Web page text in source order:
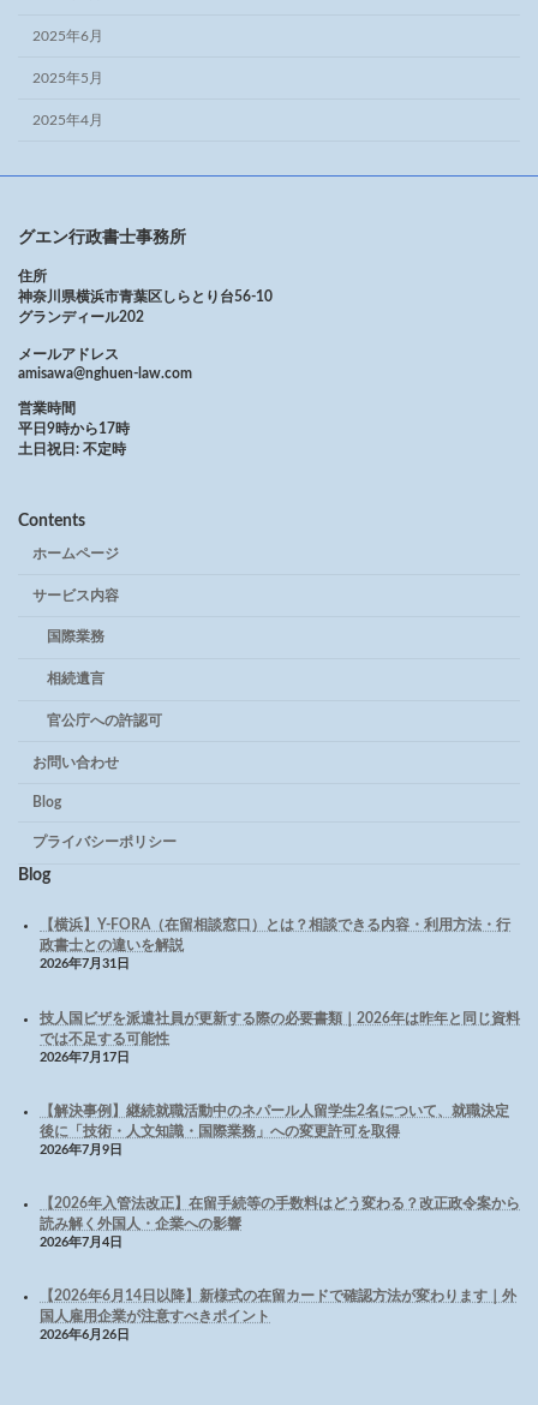
2025年6月
2025年5月
2025年4月
グエン行政書士事務所
住所
神奈川県横浜市青葉区しらとり台56-10
グランディール202
メールアドレス
amisawa@nghuen-law.com
営業時間
平日9時から17時
土日祝日: 不定時
Contents
ホームページ
サービス内容
国際業務
相続遺言
官公庁への許認可
お問い合わせ
Blog
プライバシーポリシー
Blog
【横浜】Y-FORA（在留相談窓口）とは？相談できる内容・利用方法・行
政書士との違いを解説
2026年7月31日
技人国ビザを派遣社員が更新する際の必要書類｜2026年は昨年と同じ資料
では不足する可能性
2026年7月17日
【解決事例】継続就職活動中のネパール人留学生2名について、就職決定
後に「技術・人文知識・国際業務」への変更許可を取得
2026年7月9日
【2026年入管法改正】在留手続等の手数料はどう変わる？改正政令案から
読み解く外国人・企業への影響
2026年7月4日
【2026年6月14日以降】新様式の在留カードで確認方法が変わります｜外
国人雇用企業が注意すべきポイント
2026年6月26日